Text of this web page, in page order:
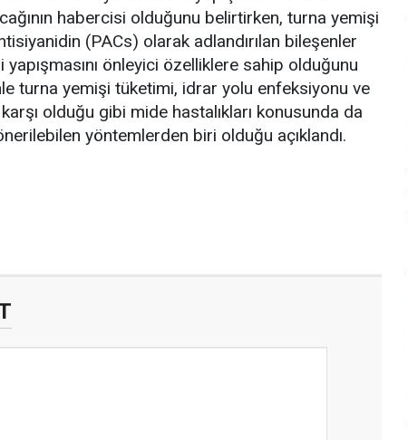
habercisi olduğunu belirtirken, turna yemişi
(PACs) olarak adlandırılan bileşenler
önleyici özelliklere sahip olduğunu
turna yemişi tüketimi, idrar yolu enfeksiyonu ve
olduğu gibi mide hastalıkları konusunda da
yöntemlerden biri olduğu açıklandı.